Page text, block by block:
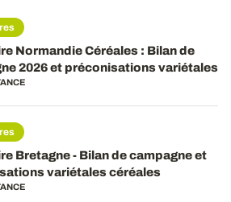
Normandie Céréales : Bilan de
2026 et préconisations variétales
Bretagne - Bilan de campagne et
variétales céréales